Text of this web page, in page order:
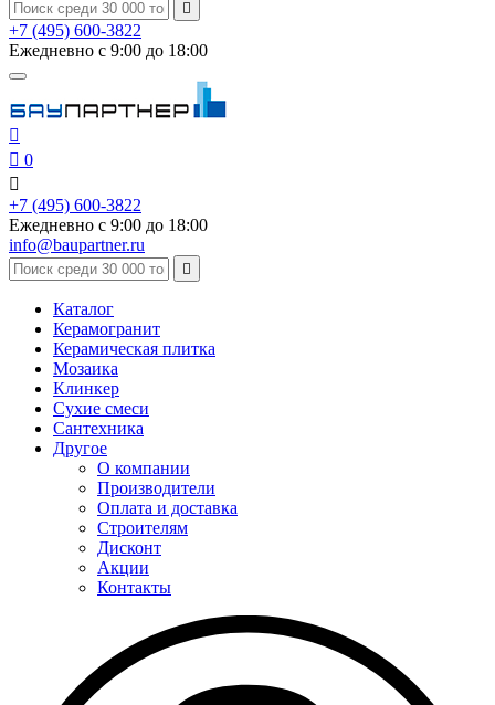

+7 (495) 600-3822
Ежедневно с 9:00 до 18:00

 0

+7 (495) 600-3822
Ежедневно с 9:00 до 18:00
info@baupartner.ru

Каталог
Керамогранит
Керамическая плитка
Мозаика
Клинкер
Сухие смеси
Сантехника
Другое
О компании
Производители
Оплата и доставка
Строителям
Дисконт
Акции
Контакты